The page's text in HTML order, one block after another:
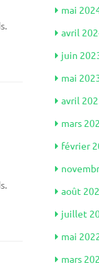
mai
avril
juin
mai
avril
mars
février
août
juillet
mai
mars